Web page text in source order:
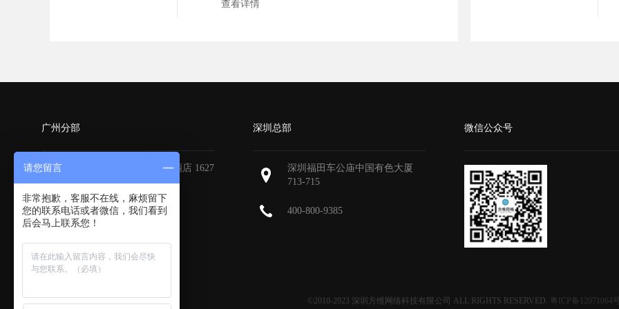
查看详情
广州分部
广州天河区地中海国际酒店 1627
深圳总部
深圳福田车公庙中国有色大厦
713-715
400-800-9385
微信公众号
©2010-2023 深圳方维网络科技有限公司 ALL RIGHTS RESERVED. 粤ICP备12071064号
请您留言
非常抱歉，客服不在线，麻烦留下
您的联系电话或者微信，我们看到
后会马上联系您！